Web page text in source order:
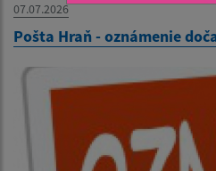
07.07.2026
Pošta Hraň - oznámenie